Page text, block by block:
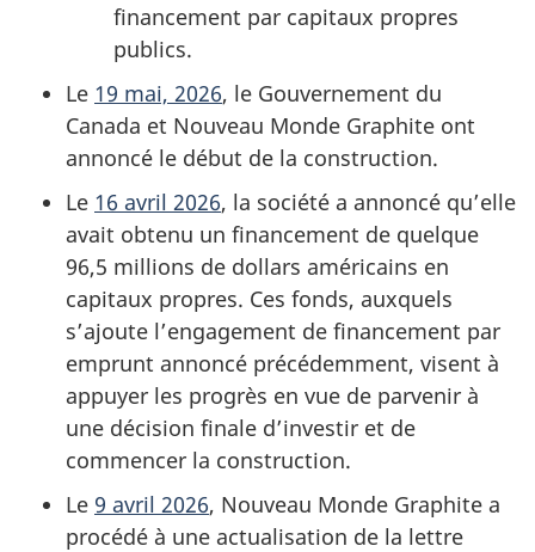
financement par capitaux propres
publics.
Le 19 mai, 2026, le Gouvernement du
Canada et Nouveau Monde Graphite ont
annoncé le début de la construction.
Le 16 avril 2026, la société a annoncé qu’elle
avait obtenu un financement de quelque
96,5 millions de dollars américains en
capitaux propres. Ces fonds, auxquels
s’ajoute l’engagement de financement par
emprunt annoncé précédemment, visent à
appuyer les progrès en vue de parvenir à
une décision finale d’investir et de
commencer la construction.
Le 9 avril 2026, Nouveau Monde Graphite a
procédé à une actualisation de la lettre